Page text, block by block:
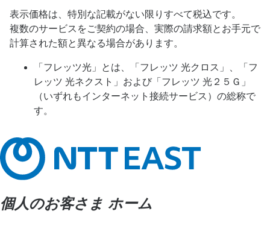
表示価格は、特別な記載がない限りすべて税込です。
複数のサービスをご契約の場合、実際の請求額とお手元で
計算された額と異なる場合があります。
「フレッツ光」とは、「フレッツ 光クロス」、「フ
レッツ 光ネクスト」および「フレッツ 光２５Ｇ」
（いずれもインターネット接続サービス）の総称で
す。
個人のお客さま ホーム